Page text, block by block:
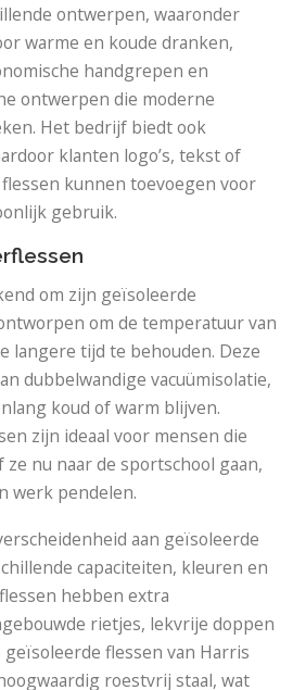
ontwerpen, waaronder
warme en koude dranken,
handgrepen en
ontwerpen die moderne
Het bedrijf biedt ook
klanten logo’s, tekst of
kunnen toevoegen voor
gebruik.
om zijn geïsoleerde
om de temperatuur van
langere tijd te behouden. Deze
dubbelwandige vacuümisolatie,
koud of warm blijven.
zijn ideaal voor mensen die
nu naar de sportschool gaan,
werk pendelen.
aan geïsoleerde
capaciteiten, kleuren en
hebben extra
rietjes, lekvrije doppen
flessen van Harris
roestvrij staal, wat